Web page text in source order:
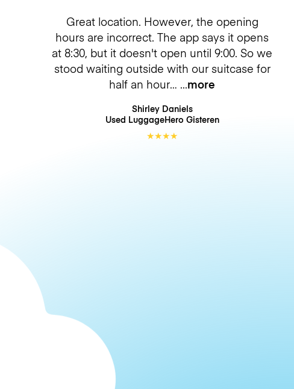
Great location. However, the opening
hours are incorrect. The app says it opens
at 8:30, but it doesn't open until 9:00. So we
stood waiting outside with our suitcase for
half an hour…
more
Shirley Daniels
Used LuggageHero Gisteren
★★★★